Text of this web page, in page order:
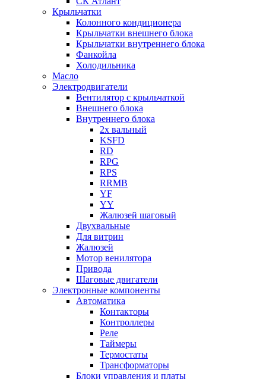
Крыльчатки
Колонного кондиционера
Крыльчатки внешнего блока
Крыльчатки внутреннего блока
Фанкойла
Холодильника
Масло
Электродвигатели
Вентилятор с крыльчаткой
Внешнего блока
Внутреннего блока
2х вальный
KSFD
RD
RPG
RPS
RRMB
YF
YY
Жалюзей шаговый
Двухвальные
Для витрин
Жалюзей
Мотор венилятора
Привода
Шаговые двигатели
Электронные компоненты
Автоматика
Контакторы
Контроллеры
Реле
Таймеры
Термостаты
Трансформаторы
Блоки управления и платы